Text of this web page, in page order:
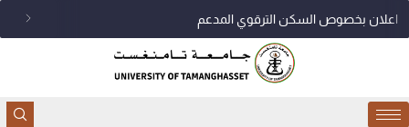
اعلان بخصوص السكن الترقوي المدعم